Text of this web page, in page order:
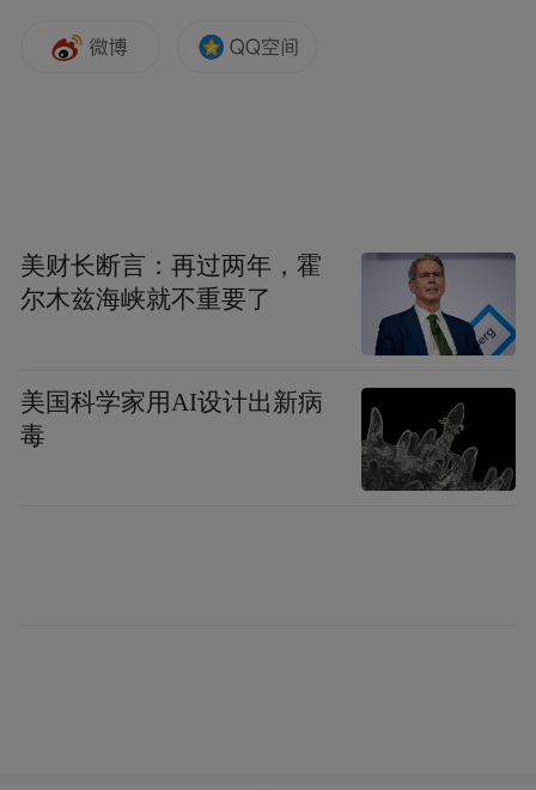
刺全年2亿元销售目标。”该公司总经理陈健
目8个），其中超亿元增长点39个。针对企业
发展痛点难点，安排专人跟踪对接、及时协
数据显示，一季度，全市各园区67个企业
（项目）累计实现开票销售195.4亿元，同比
美财长断言：再过两年，霍
尔木兹海峡就不重要了
美国科学家用AI设计出新病
毒